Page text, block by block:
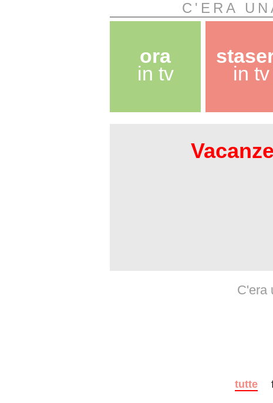
C'ERA
ora
in tv
in tv
C'era
tutte